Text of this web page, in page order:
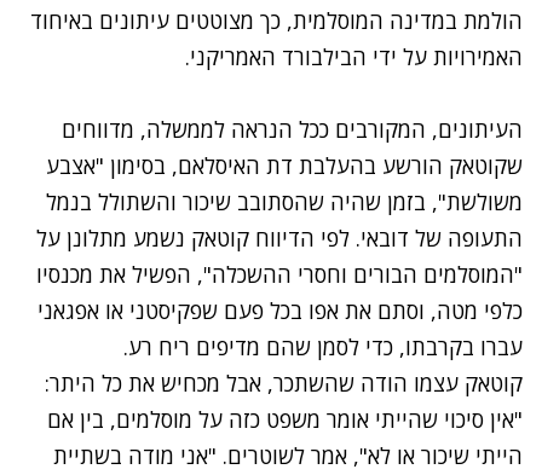
הולמת במדינה המוסלמית, כך מצוטטים עיתונים באיחוד
האמירויות על ידי הבילבורד האמריקני.
העיתונים, המקורבים ככל הנראה לממשלה, מדווחים
שקוטאק הורשע בהעלבת דת האיסלאם, בסימון "אצבע
משולשת", בזמן שהיה שהסתובב שיכור והשתולל בנמל
התעופה של דובאי. לפי הדיווח קוטאק נשמע מתלונן על
"המוסלמים הבורים וחסרי ההשכלה", הפשיל את מכנסיו
כלפי מטה, וסתם את אפו בכל פעם שפקיסטני או אפגאני
עברו בקרבתו, כדי לסמן שהם מדיפים ריח רע.
קוטאק עצמו הודה שהשתכר, אבל מכחיש את כל היתר:
"אין סיכוי שהייתי אומר משפט כזה על מוסלמים, בין אם
הייתי שיכור או לא", אמר לשוטרים. "אני מודה בשתיית